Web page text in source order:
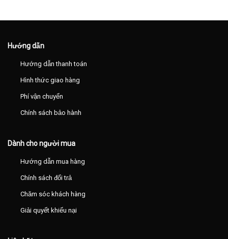
Hướng dẫn
Hướng dẫn thanh toán
Hình thức giao hàng
Phí vận chuyển
Chính sách bảo hành
Dành cho người mua
Hướng dẫn mua hàng
Chính sách đổi trả
Chăm sóc khách hàng
Giải quyết khiếu nại